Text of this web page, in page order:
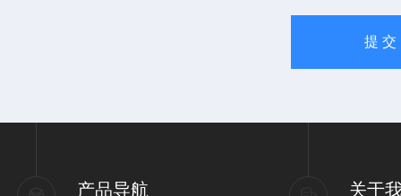
产品导航 关于